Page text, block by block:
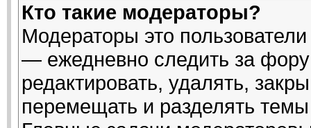
Кто такие модераторы?
Модераторы это
— ежедневно следить за
редактировать, удалять,
перемещать и разделять